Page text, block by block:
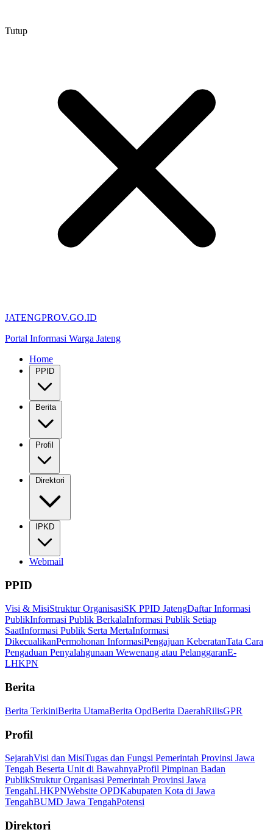
Tutup
JATENGPROV.GO.ID
Portal Informasi Warga Jateng
Home
PPID
Berita
Profil
Direktori
IPKD
Webmail
PPID
Visi & MisiStruktur OrganisasiSK PPID JatengDaftar Informasi
PublikInformasi Publik BerkalaInformasi Publik Setiap
SaatInformasi Publik Serta MertaInformasi
DikecualikanPermohonan InformasiPengajuan KeberatanTata Cara
Pengaduan Penyalahgunaan Wewenang atau PelanggaranE-
LHKPN
Berita
Berita TerkiniBerita UtamaBerita OpdBerita DaerahRilisGPR
Profil
SejarahVisi dan MisiTugas dan Fungsi Pemerintah Provinsi Jawa
Tengah Beserta Unit di BawahnyaProfil Pimpinan Badan
PublikStruktur Organisasi Pemerintah Provinsi Jawa
TengahLHKPNWebsite OPDKabupaten Kota di Jawa
TengahBUMD Jawa TengahPotensi
Direktori